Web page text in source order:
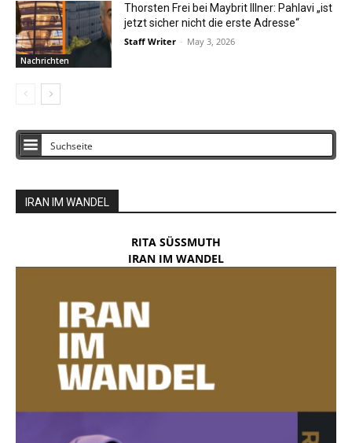
Nachrichten
Thorsten Frei bei Maybrit Illner: Pahlavi „ist
jetzt sicher nicht die erste Adresse“
Staff Writer - May 3, 2026
IRAN IM WANDEL
RITA SÜSSMUTH
IRAN IM WANDEL